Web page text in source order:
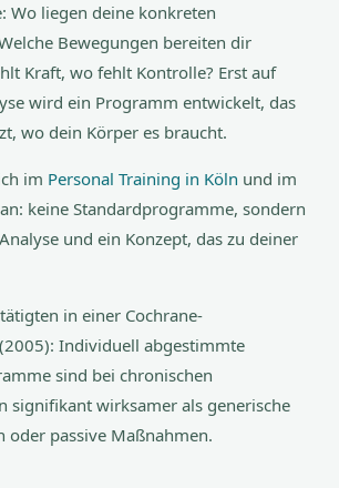
Wo liegen deine konkreten
Bewegungen bereiten dir
Kraft, wo fehlt Kontrolle? Erst auf
wird ein Programm entwickelt, das
wo dein Körper es braucht.
im Personal Training in Köln und im
an: keine Standardprogramme, sondern
und ein Konzept, das zu deiner
in einer Cochrane-
Individuell abgestimmte
sind bei chronischen
signifikant wirksamer als generische
oder passive Maßnahmen.